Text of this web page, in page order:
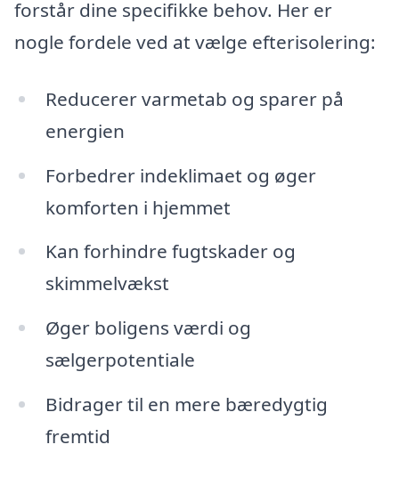
forstår dine specifikke behov. Her er
nogle fordele ved at vælge efterisolering:
Reducerer varmetab og sparer på
energien
Forbedrer indeklimaet og øger
komforten i hjemmet
Kan forhindre fugtskader og
skimmelvækst
Øger boligens værdi og
sælgerpotentiale
Bidrager til en mere bæredygtig
fremtid